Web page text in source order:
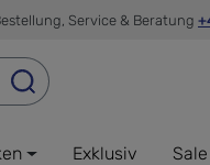
Service & Beratung
Exklusiv Sale